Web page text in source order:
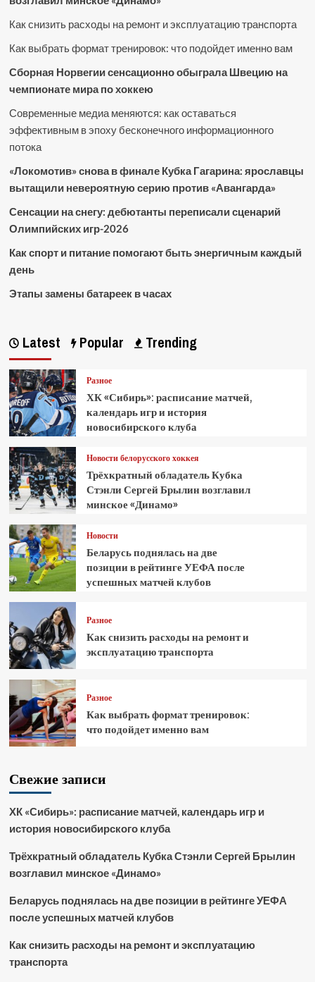
Как снизить расходы на ремонт и эксплуатацию транспорта
Как выбрать формат тренировок: что подойдет именно вам
Сборная Норвегии сенсационно обыграла Швецию на
чемпионате мира по хоккею
Современные медиа меняются: как оставаться
эффективным в эпоху бесконечного информационного
потока
«Локомотив» снова в финале Кубка Гагарина: ярославцы
вытащили невероятную серию против «Авангарда»
Сенсации на снегу: дебютанты переписали сценарий
Олимпийских игр-2026
Как спорт и питание помогают быть энергичным каждый
день
Этапы замены батареек в часах
Latest Popular Trending
Разное
ХК «Сибирь»: расписание матчей,
календарь игр и история
новосибирского клуба
Новости белорусского хоккея
Трёхкратный обладатель Кубка
Стэнли Сергей Брылин возглавил
минское «Динамо»
Новости
Беларусь поднялась на две
позиции в рейтинге УЕФА после
успешных матчей клубов
Разное
Как снизить расходы на ремонт и
эксплуатацию транспорта
Разное
Как выбрать формат тренировок:
что подойдет именно вам
Свежие записи
ХК «Сибирь»: расписание матчей, календарь игр и
история новосибирского клуба
Трёхкратный обладатель Кубка Стэнли Сергей Брылин
возглавил минское «Динамо»
Беларусь поднялась на две позиции в рейтинге УЕФА
после успешных матчей клубов
Как снизить расходы на ремонт и эксплуатацию
транспорта